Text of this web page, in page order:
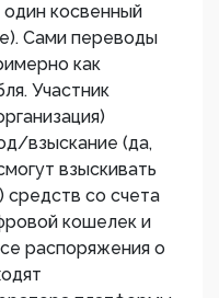
косвенный
Сами переводы
как
Участник
взыскание (да,
взыскивать
со счета
кошелек и
распоряжения о